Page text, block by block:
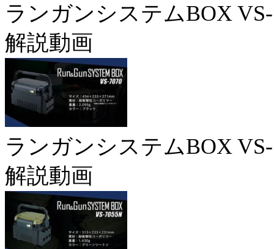
ランガンシステムBOX
解説動画
ランガンシステムBOX
解説動画